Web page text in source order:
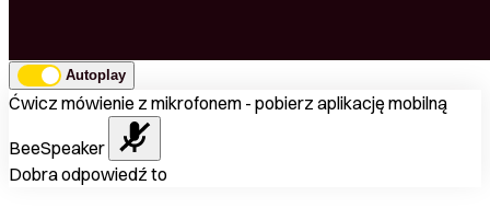
Autoplay
Ćwicz mówienie z mikrofonem - pobierz aplikację mobilną
BeeSpeaker
Dobra odpowiedź to